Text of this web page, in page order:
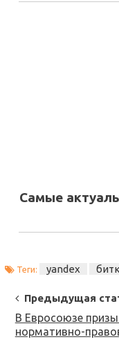
Самые
Теги: yandex
Post
Navigation
Предыдущая
В Евросоюзе
нормативно-